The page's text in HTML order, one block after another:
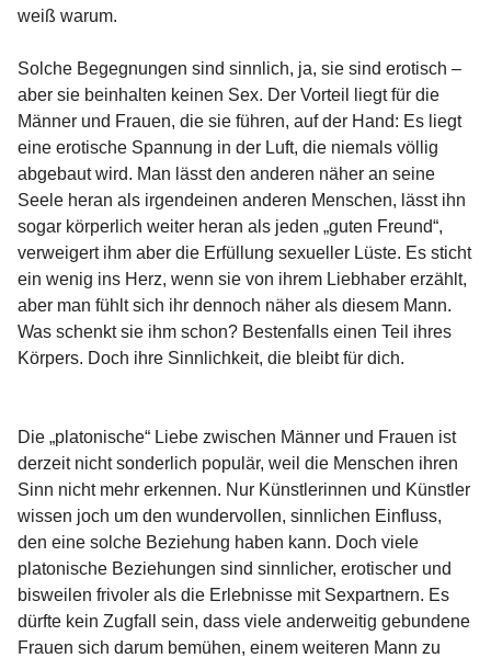
weiß warum.
Solche Begegnungen sind sinnlich, ja, sie sind erotisch –
aber sie beinhalten keinen Sex. Der Vorteil liegt für die
Männer und Frauen, die sie führen, auf der Hand: Es liegt
eine erotische Spannung in der Luft, die niemals völlig
abgebaut wird. Man lässt den anderen näher an seine
Seele heran als irgendeinen anderen Menschen, lässt ihn
sogar körperlich weiter heran als jeden „guten Freund“,
verweigert ihm aber die Erfüllung sexueller Lüste. Es sticht
ein wenig ins Herz, wenn sie von ihrem Liebhaber erzählt,
aber man fühlt sich ihr dennoch näher als diesem Mann.
Was schenkt sie ihm schon? Bestenfalls einen Teil ihres
Körpers. Doch ihre Sinnlichkeit, die bleibt für dich.
Die „platonische“ Liebe zwischen Männer und Frauen ist
derzeit nicht sonderlich populär, weil die Menschen ihren
Sinn nicht mehr erkennen. Nur Künstlerinnen und Künstler
wissen joch um den wundervollen, sinnlichen Einfluss,
den eine solche Beziehung haben kann. Doch viele
platonische Beziehungen sind sinnlicher, erotischer und
bisweilen frivoler als die Erlebnisse mit Sexpartnern. Es
dürfte kein Zugfall sein, dass viele anderweitig gebundene
Frauen sich darum bemühen, einem weiteren Mann zu